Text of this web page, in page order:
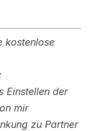
kostenlose
Einstellen der
mir
zu Partner